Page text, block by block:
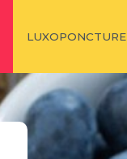
LUXOPONCTURE